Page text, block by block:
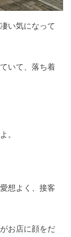
い気になって
いて、落ち着
。
想よく、接客
お店に顔をだ